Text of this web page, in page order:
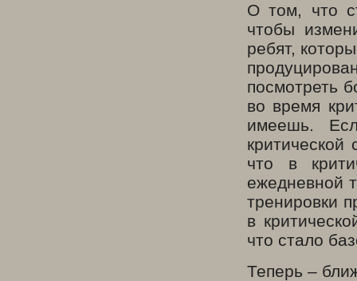
О том, что
чтобы
ребят,
посмотреть
во время
имеешь.
критической
что в
ежедневной
тренировки
в
что стало
Теперь –